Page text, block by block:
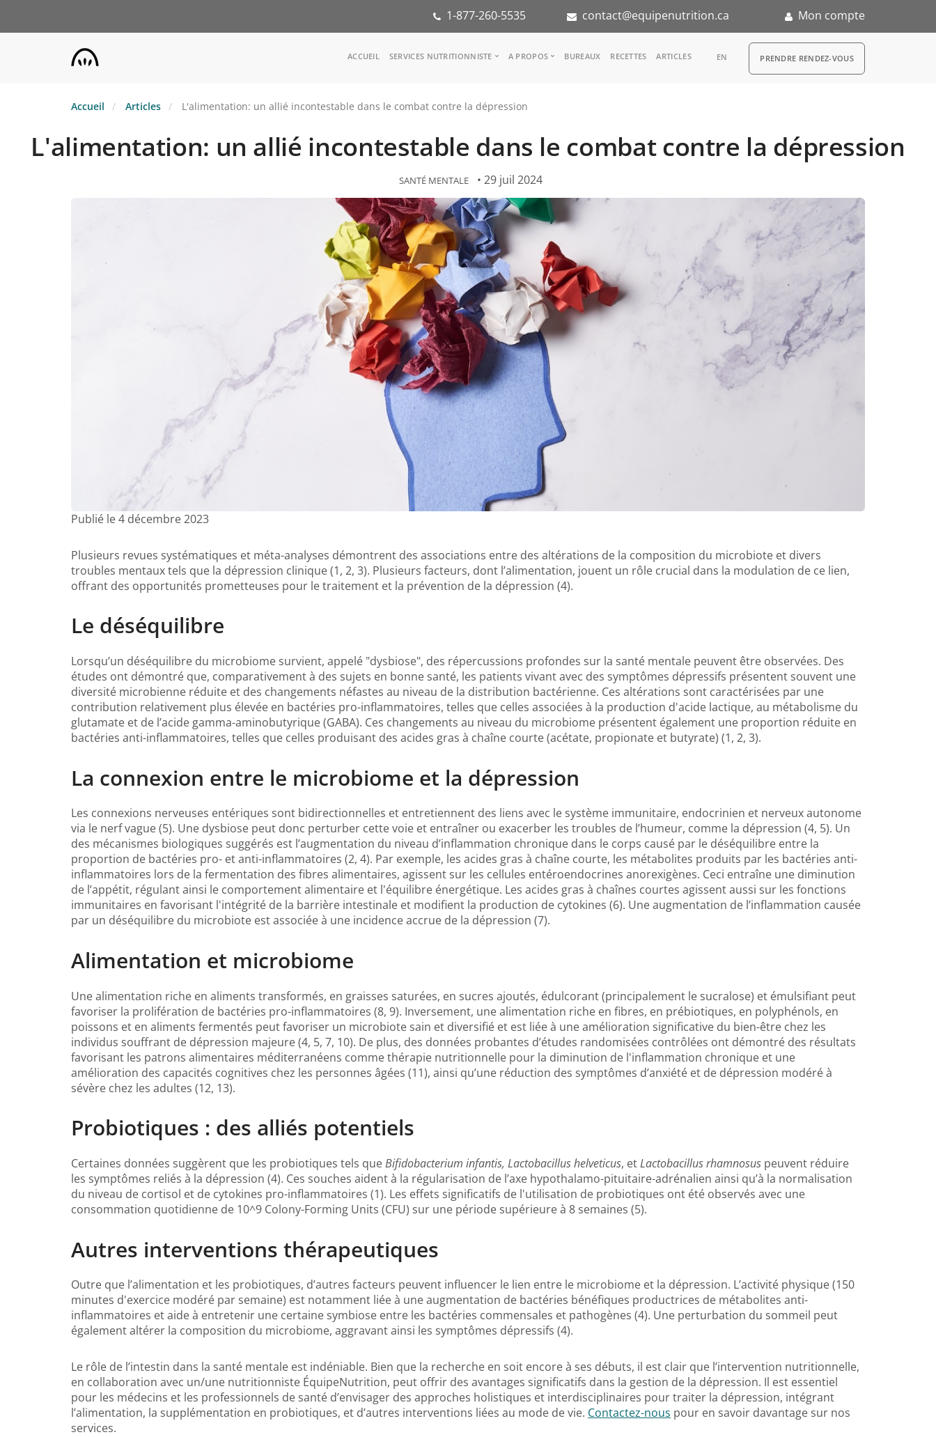
1-877-260-5535 contact@equipenutrition.ca Mon compte
Main
ACCUEIL SERVICES NUTRITIONNISTE
Référence médicale
Groupes d'inspiration
A PROPOS
Partenaires
Carrières
BUREAUX RECETTES ARTICLES EN RDV
PRENDRE RENDEZ-VOUS
Accueil Articles L'alimentation: un allié incontestable dans le combat contre la dépression
L'alimentation: un allié incontestable dans le combat contre la dépression
SANTÉ MENTALE • 29 juil 2024
Publié le 4 décembre 2023
Plusieurs revues systématiques et méta-analyses démontrent des associations entre des altérations de la composition du microbiote et divers
troubles mentaux tels que la dépression clinique (1, 2, 3). Plusieurs facteurs, dont l’alimentation, jouent un rôle crucial dans la modulation de ce lien,
offrant des opportunités prometteuses pour le traitement et la prévention de la dépression (4).
Le déséquilibre
Lorsqu’un déséquilibre du microbiome survient, appelé "dysbiose", des répercussions profondes sur la santé mentale peuvent être observées. Des
études ont démontré que, comparativement à des sujets en bonne santé, les patients vivant avec des symptômes dépressifs présentent souvent une
diversité microbienne réduite et des changements néfastes au niveau de la distribution bactérienne. Ces altérations sont caractérisées par une
contribution relativement plus élevée en bactéries pro-inflammatoires, telles que celles associées à la production d'acide lactique, au métabolisme du
glutamate et de l’acide gamma-aminobutyrique (GABA). Ces changements au niveau du microbiome présentent également une proportion réduite en
bactéries anti-inflammatoires, telles que celles produisant des acides gras à chaîne courte (acétate, propionate et butyrate) (1, 2, 3).
La connexion entre le microbiome et la dépression
Les connexions nerveuses entériques sont bidirectionnelles et entretiennent des liens avec le système immunitaire, endocrinien et nerveux autonome
via le nerf vague (5). Une dysbiose peut donc perturber cette voie et entraîner ou exacerber les troubles de l’humeur, comme la dépression (4, 5). Un
des mécanismes biologiques suggérés est l’augmentation du niveau d’inflammation chronique dans le corps causé par le déséquilibre entre la
proportion de bactéries pro- et anti-inflammatoires (2, 4). Par exemple, les acides gras à chaîne courte, les métabolites produits par les bactéries anti-
inflammatoires lors de la fermentation des fibres alimentaires, agissent sur les cellules entéroendocrines anorexigènes. Ceci entraîne une diminution
de l’appétit, régulant ainsi le comportement alimentaire et l'équilibre énergétique. Les acides gras à chaînes courtes agissent aussi sur les fonctions
immunitaires en favorisant l'intégrité de la barrière intestinale et modifient la production de cytokines (6). Une augmentation de l’inflammation causée
par un déséquilibre du microbiote est associée à une incidence accrue de la dépression (7).
Alimentation et microbiome
Une alimentation riche en aliments transformés, en graisses saturées, en sucres ajoutés, édulcorant (principalement le sucralose) et émulsifiant peut
favoriser la prolifération de bactéries pro-inflammatoires (8, 9). Inversement, une alimentation riche en fibres, en prébiotiques, en polyphénols, en
poissons et en aliments fermentés peut favoriser un microbiote sain et diversifié et est liée à une amélioration significative du bien-être chez les
individus souffrant de dépression majeure (4, 5, 7, 10). De plus, des données probantes d’études randomisées contrôlées ont démontré des résultats
favorisant les patrons alimentaires méditerranéens comme thérapie nutritionnelle pour la diminution de l'inflammation chronique et une
amélioration des capacités cognitives chez les personnes âgées (11), ainsi qu’une réduction des symptômes d’anxiété et de dépression modéré à
sévère chez les adultes (12, 13).
Probiotiques : des alliés potentiels
Certaines données suggèrent que les probiotiques tels queBifidobacterium infantis, Lactobacillus helveticus, etLactobacillus rhamnosus peuvent réduire
les symptômes reliés à la dépression (4). Ces souches aident à la régularisation de l’axe hypothalamo-pituitaire-adrénalien ainsi qu’à la normalisation
du niveau de cortisol et de cytokines pro-inflammatoires (1). Les effets significatifs de l'utilisation de probiotiques ont été observés avec une
consommation quotidienne de 10^9 Colony-Forming Units (CFU) sur une période supérieure à 8 semaines (5).
Autres interventions thérapeutiques
Outre que l’alimentation et les probiotiques, d’autres facteurs peuvent influencer le lien entre le microbiome et la dépression. L’activité physique (150
minutes d'exercice modéré par semaine) est notamment liée à une augmentation de bactéries bénéfiques productrices de métabolites anti-
inflammatoires et aide à entretenir une certaine symbiose entre les bactéries commensales et pathogènes (4). Une perturbation du sommeil peut
également altérer la composition du microbiome, aggravant ainsi les symptômes dépressifs (4).
Le rôle de l’intestin dans la santé mentale est indéniable. Bien que la recherche en soit encore à ses débuts, il est clair que l’intervention nutritionnelle,
en collaboration avec un/une nutritionniste ÉquipeNutrition, peut offrir des avantages significatifs dans la gestion de la dépression. Il est essentiel
pour les médecins et les professionnels de santé d’envisager des approches holistiques et interdisciplinaires pour traiter la dépression, intégrant
l’alimentation, la supplémentation en probiotiques, et d’autres interventions liées au mode de vie. Contactez-nous pour en savoir davantage sur nos
services.